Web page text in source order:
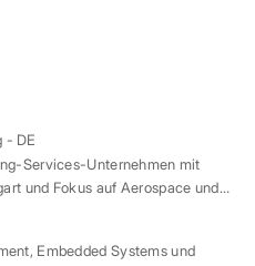
- DE
Services-Unternehmen mit
und Fokus auf Aerospace und
, Embedded Systems und